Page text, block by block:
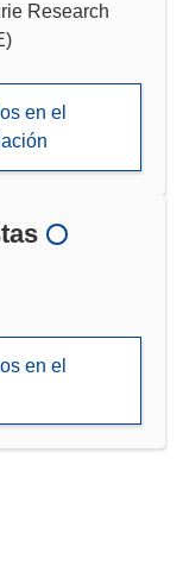
Research
en el
en el